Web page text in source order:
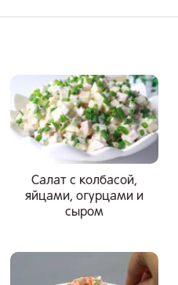
Салат с колбасой,
яйцами, огурцами и
сыром